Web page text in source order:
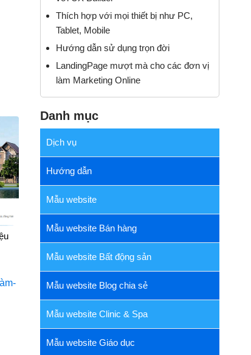
Thích hợp với mọi thiết bị như PC,
Tablet, Mobile
Hướng dẫn sử dụng trọn đời
LandingPage mượt mà cho các đơn vị
làm Marketing Online
Danh mục
Dịch vụ
Hướng dẫn
Mẫu website
Mẫu website Bán hàng
Mẫu website Bất động sản
Mẫu website Blog chia sẻ
Mẫu website Clinic & Spa
Mẫu website Giáo dục